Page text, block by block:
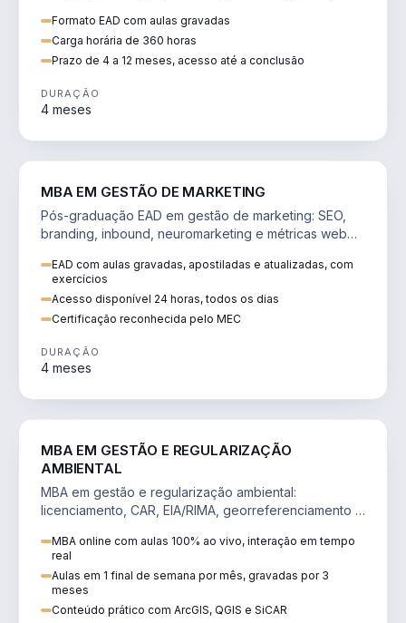
Formato EAD com aulas gravadas
Carga horária de 360 horas
Prazo de 4 a 12 meses, acesso até a conclusão
DURAÇÃO
4 meses
MBA EM GESTÃO DE MARKETING
Pós-graduação EAD em gestão de marketing: SEO,
branding, inbound, neuromarketing e métricas web
EAD com aulas gravadas, apostiladas e atualizadas, com
exercícios
Acesso disponível 24 horas, todos os dias
Certificação reconhecida pelo MEC
DURAÇÃO
4 meses
MBA EM GESTÃO E REGULARIZAÇÃO
AMBIENTAL
MBA em gestão e regularização ambiental:
licenciamento, CAR, EIA/RIMA, georreferenciamento e
MBA online com aulas 100% ao vivo, interação em tempo
real
Aulas em 1 final de semana por mês, gravadas por 3
meses
Conteúdo prático com ArcGIS, QGIS e SiCAR